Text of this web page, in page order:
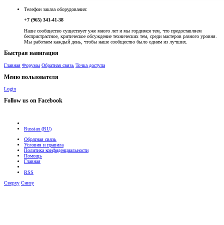
Телефон заказа оборудования:
+7 (965) 341-41-38
Наше сообщество существует уже много лет и мы гордимся тем, что предоставляем
беспристрастное, критическое обсуждение технических тем, среди мастеров разного уровня.
Мы работаем каждый день, чтобы наше сообщество было одним из лучших.
Быстрая навигация
Главная Форумы Обратная связь Точка доступа
Меню пользователя
Login
Follow us on Facebook
Russian (RU)
Обратная связь
Условия и правила
Политика конфиденциальности
Помощь
Главная
RSS
Сверху Снизу